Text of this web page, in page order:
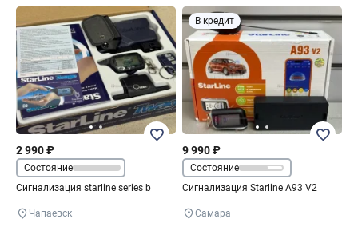
2 990 ₽
Состояние
Сигнализация starline series b
Чапаевск
В кредит
9 990 ₽
Состояние
Сигнализация Starline A93 V2
Самара